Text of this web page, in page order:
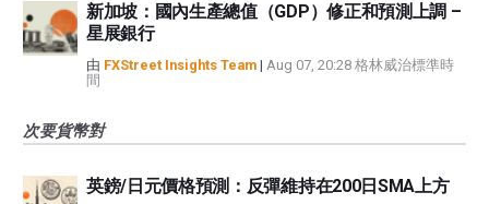
新加坡：國內生產總值（GDP）修正和預測上調 –
星展銀行
由 FXStreet Insights Team | Aug 07, 20:28 格林威治標準時
間
次要貨幣對
英鎊/日元價格預測：反彈維持在200日SMA上方